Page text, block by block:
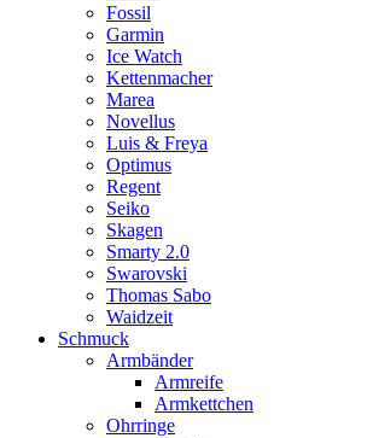
Fossil
Garmin
Ice Watch
Kettenmacher
Marea
Novellus
Luis & Freya
Optimus
Regent
Seiko
Skagen
Smarty 2.0
Swarovski
Thomas Sabo
Waidzeit
Schmuck
Armbänder
Armreife
Armkettchen
Ohrringe